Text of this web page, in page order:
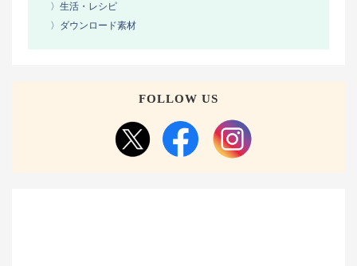
〉生活・レシピ
〉ダウンロード素材
FOLLOW US